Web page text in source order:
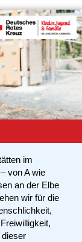
im
von A wie
an der Elbe
wir für die
dieser